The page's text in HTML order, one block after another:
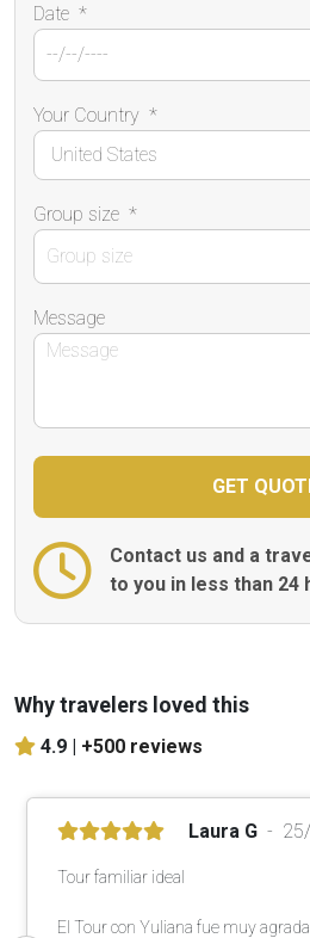
Date *
Your Country *
Group size *
Message
Contact us and a
to you in less than 24
Why travelers loved this
4.9 | +500 reviews
Laura G
Tour familiar ideal
El Tour con Yuliana fue muy